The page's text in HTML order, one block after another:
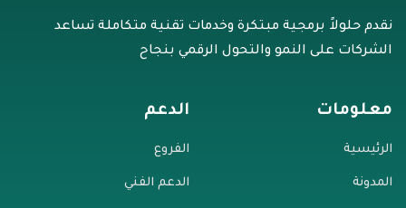
نقدم حلولاً برمجية مبتكرة وخدمات تقنية متكاملة تساعد
الشركات على النمو والتحول الرقمي بنجاح
معلومات
الرئيسية
المدونة
الدعم
الفروع
الدعم الفني